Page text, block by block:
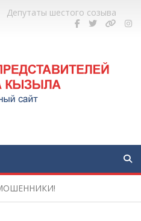
Депутаты шестого созыва